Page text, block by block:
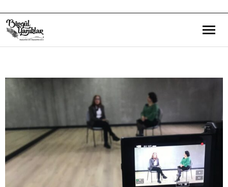
Gezi ve Kültür Yazılarım
Röportajlarım
Destek Olduğum Projeler